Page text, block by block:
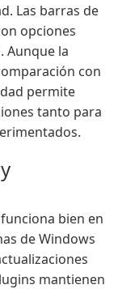
Las barras de
opciones
Aunque la
con
permite
tanto para
bien en
de Windows
mantienen